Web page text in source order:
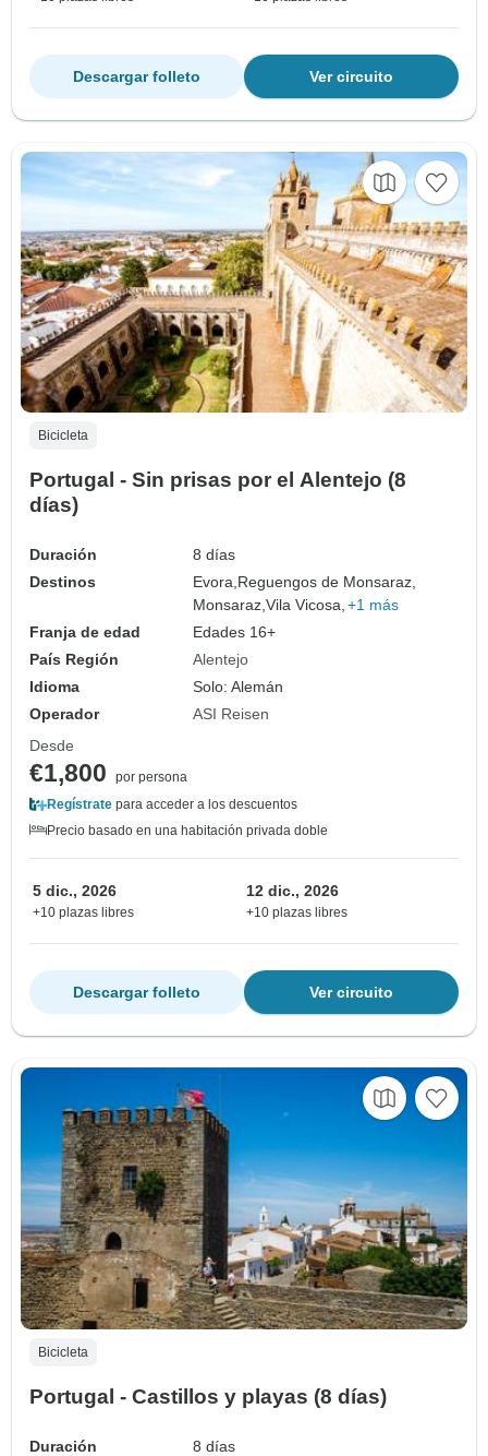
Ver circuito
Descargar folleto
Bicicleta
Portugal - Sin prisas por el Alentejo (8
días)
Duración
8 días
Destinos
Evora,Reguengos de Monsaraz,
Monsaraz,Vila Vicosa, +1 más
Franja de edad
Edades 16+
País Región
Alentejo
Idioma
Solo: Alemán
Operador
ASI Reisen
Desde
€1,800
por persona
Regístrate para acceder a los descuentos
Precio basado en una habitación privada doble
5 dic., 2026
+10 plazas libres
12 dic., 2026
+10 plazas libres
Ver circuito
Descargar folleto
Bicicleta
Portugal - Castillos y playas (8 días)
Duración
8 días